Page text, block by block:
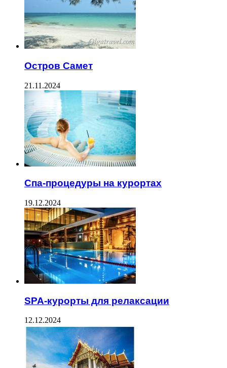
Остров Самет
21.11.2024
Спа-процедуры на курортах
19.12.2024
SPA-курорты для релаксации
12.12.2024